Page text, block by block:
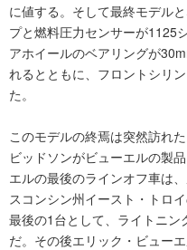
に値する。そして最終モデル
プと燃料圧力センサーが1125
アホイールのベアリングが
れるとともに、フロントシリ
た。
このモデルの終焉は突然訪れ
ビッドソンがビューエルの製
エルの最後のラインオフ車は
スコンシン州イースト・トロ
最後の1台として、ライトニ
だ。その後エリック・ビュー